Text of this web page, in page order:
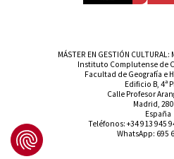
MÁSTER EN GESTIÓN CULTURAL:
Instituto Complutense de
Facultad de Geografía e
Edificio B, 4ª
Calle Profesor
Madrid,
España
Teléfonos: +34 913 945
WhatsApp: 695